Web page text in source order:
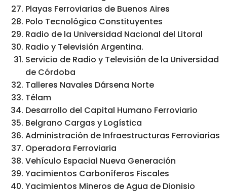
Playas Ferroviarias de Buenos Aires
Polo Tecnológico Constituyentes
Radio de la Universidad Nacional del Litoral
Radio y Televisión Argentina.
Servicio de Radio y Televisión de la Universidad
de Córdoba
Talleres Navales Dársena Norte
Télam
Desarrollo del Capital Humano Ferroviario
Belgrano Cargas y Logística
Administración de Infraestructuras Ferroviarias
Operadora Ferroviaria
Vehículo Espacial Nueva Generación
Yacimientos Carboníferos Fiscales
Yacimientos Mineros de Agua de Dionisio